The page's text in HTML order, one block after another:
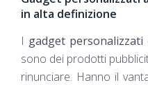
in alta definizione
I gadget personalizzati
sono dei prodotti
rinunciare. Hanno il